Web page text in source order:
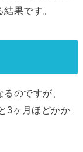
果です。
のですが、
3ヶ月ほどかか